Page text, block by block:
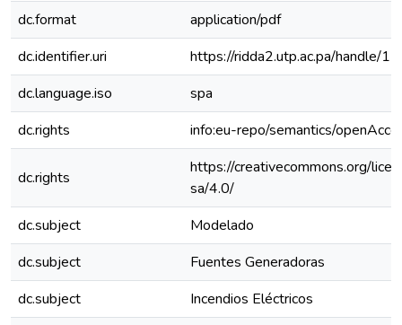
dc.format
application/pdf
dc.identifier.uri
https://ridda2.utp.ac.pa/handle/
dc.language.iso
spa
dc.rights
info:eu-repo/semantics/
dc.rights
https://creativecommons.org/
sa/4.0/
dc.subject
Modelado
dc.subject
Fuentes Generadoras
dc.subject
Incendios Eléctricos